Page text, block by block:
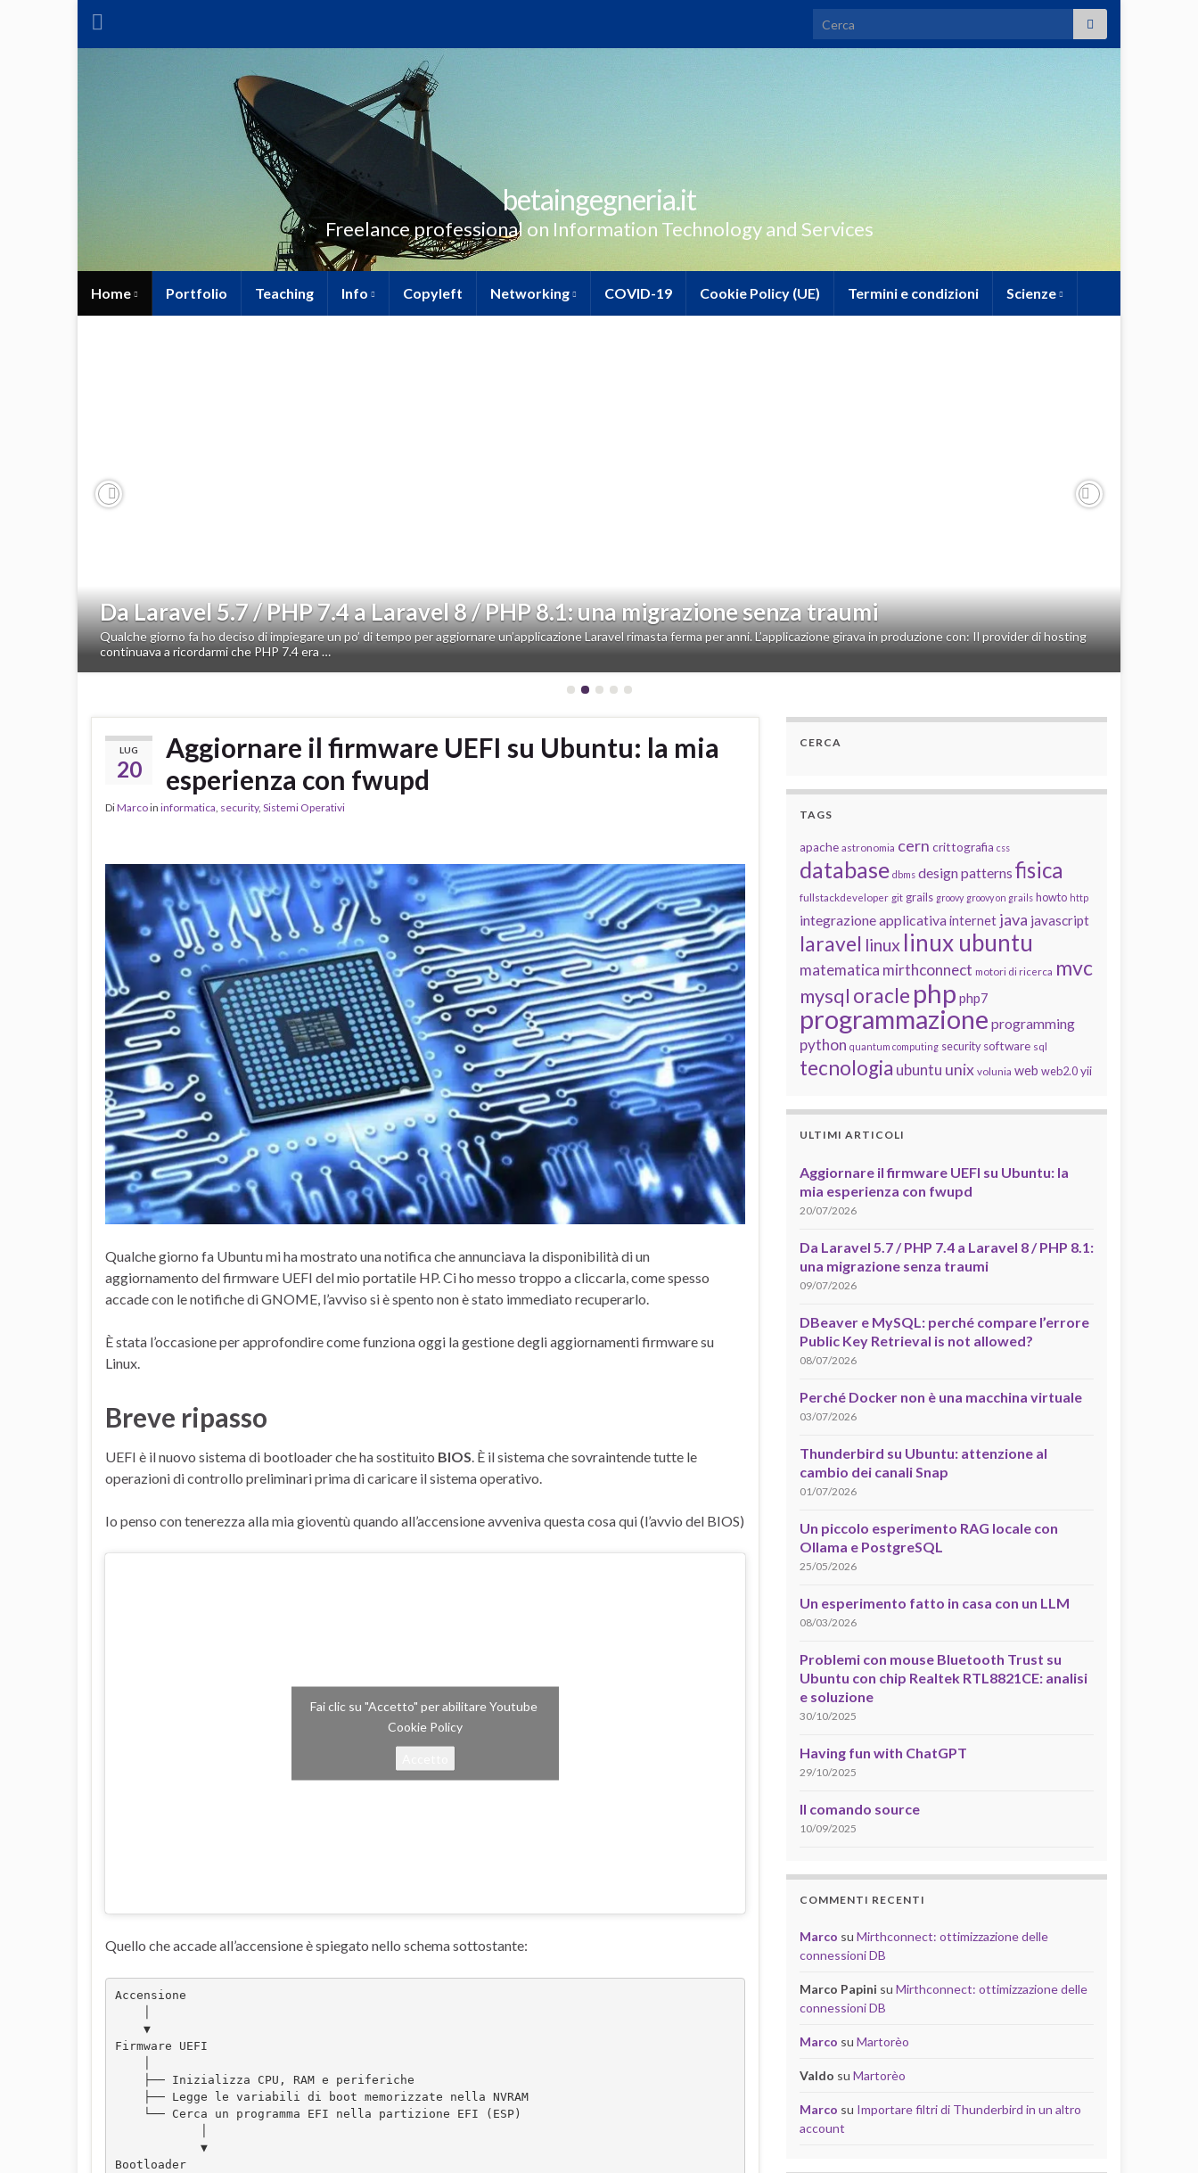
Search for:
betaingegneria.it
Freelance professional on Information Technology and Services
Home Portfolio Teaching Info Copyleft Networking COVID-19 Cookie Policy (UE) Termini e condizioni Scienze
Da Laravel 5.7 / PHP 7.4 a Laravel 8 / PHP 8.1: una migrazione senza traumi
Qualche giorno fa ho deciso di impiegare un po’ di tempo per aggiornare un’applicazione Laravel rimasta ferma per anni. L’applicazione girava in produzione con: Il provider di hosting
continuava a ricordarmi che PHP 7.4 era …
LUG
20
Aggiornare il firmware UEFI su Ubuntu: la mia
esperienza con fwupd
DiMarcoin informatica, security, Sistemi Operativi
Qualche giorno fa Ubuntu mi ha mostrato una notifica che annunciava la disponibilità di un
aggiornamento del firmware UEFI del mio portatile HP. Ci ho messo troppo a cliccarla, come spesso
accade con le notifiche di GNOME, l’avviso si è spento non è stato immediato recuperarlo.
È stata l’occasione per approfondire come funziona oggi la gestione degli aggiornamenti firmware su
Linux.
Breve ripasso
UEFI è il nuovo sistema di bootloader che ha sostituito BIOS. È il sistema che sovraintende tutte le
operazioni di controllo preliminari prima di caricare il sistema operativo.
Io penso con tenerezza alla mia gioventù quando all’accensione avveniva questa cosa qui (l’avvio del BIOS)
Fai clic su "Accetto" per abilitare Youtube
Cookie Policy
Quello che accade all’accensione è spiegato nello schema sottostante:
Accensione
    ▼
Firmware UEFI
    ├── Inizializza CPU, RAM e periferiche
    ├── Legge le variabili di boot memorizzate nella NVRAM
    └── Cerca un programma EFI nella partizione EFI (ESP)
            ▼
Bootloader
CERCA
TAGS
apache astronomia cern crittografia css
database dbms design patterns fisica
fullstackdeveloper git grails groovy groovy on grails howto http
integrazione applicativainternet java javascript
laravel linux linux ubuntu
matematica mirthconnect motori di ricerca mvc
mysql oracle php php7
programmazione programming
python quantum computing security software sql
tecnologia ubuntu unix volunia web web2.0 yii
ULTIMI ARTICOLI
Aggiornare il firmware UEFI su Ubuntu: la
mia esperienza con fwupd
20/07/2026
Da Laravel 5.7 / PHP 7.4 a Laravel 8 / PHP 8.1:
una migrazione senza traumi
09/07/2026
DBeaver e MySQL: perché compare l’errore
Public Key Retrieval is not allowed?
08/07/2026
Perché Docker non è una macchina virtuale
03/07/2026
Thunderbird su Ubuntu: attenzione al
cambio dei canali Snap
01/07/2026
Un piccolo esperimento RAG locale con
Ollama e PostgreSQL
25/05/2026
Un esperimento fatto in casa con un LLM
08/03/2026
Problemi con mouse Bluetooth Trust su
Ubuntu con chip Realtek RTL8821CE: analisi
e soluzione
30/10/2025
Having fun with ChatGPT
29/10/2025
Il comando source
10/09/2025
COMMENTI RECENTI
Marco su Mirthconnect: ottimizzazione delle
connessioni DB
Marco Papini su Mirthconnect: ottimizzazione delle
connessioni DB
Marco su Martorèo
Valdo su Martorèo
Marco su Importare filtri di Thunderbird in un altro
account